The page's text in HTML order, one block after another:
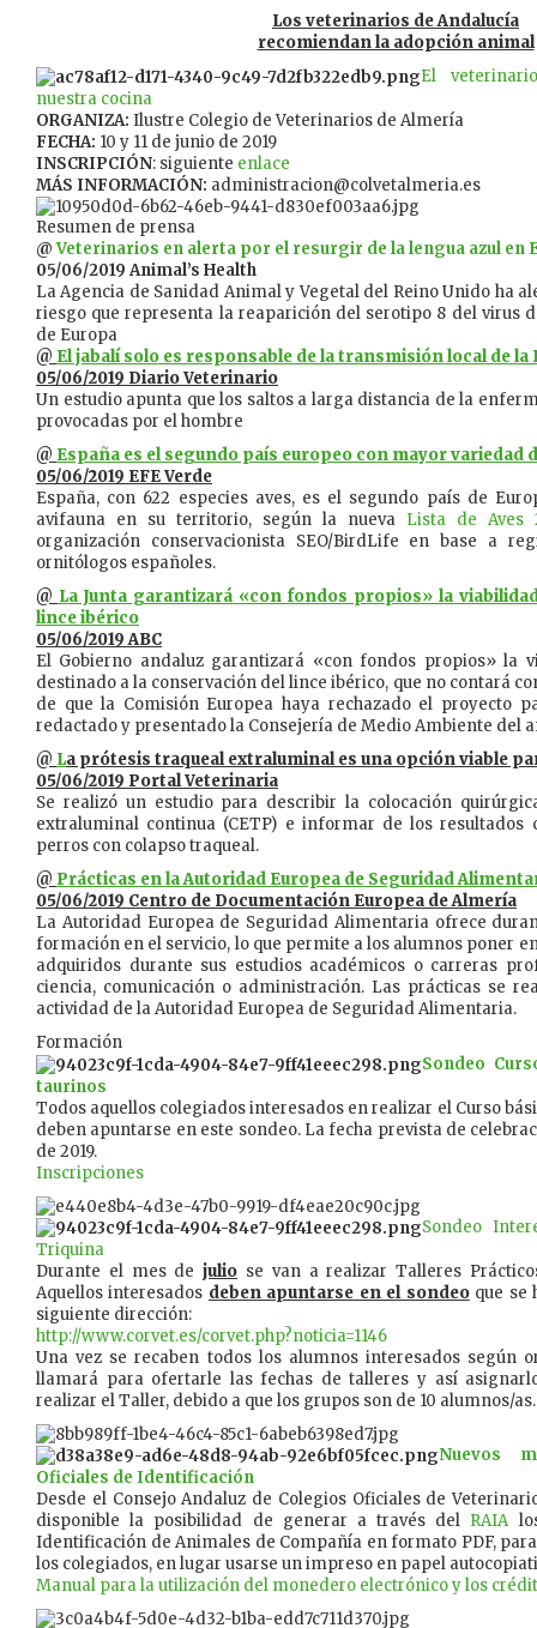
Los veterinarios de Andalucía
recomiendan la adopción animal
El
nuestra cocina
ORGANIZA: Ilustre Colegio de Veterinarios de Almería
FECHA: 10 y 11 de junio de 2019
INSCRIPCIÓN: siguiente enlace
MÁS INFORMACIÓN: administracion@colvetalmeria.es
Resumen de prensa
@Veterinarios en alerta por el resurgir de la lengua azul en
05/06/2019 Animal’s Health
La Agencia de Sanidad Animal y Vegetal del Reino Unido ha
riesgo que representa la reaparición del serotipo 8 del virus
de Europa
@ El jabalí solo es responsable de la transmisión local de la
05/06/2019 Diario Veterinario
Un estudio apunta que los saltos a larga distancia de la
provocadas por el hombre
@ España es el segundo país europeo con mayor variedad
05/06/2019 EFE Verde
España, con 622 especies aves, es el segundo país de
avifauna en su territorio, según la nueva Lista de Aves
organización conservacionista SEO/BirdLife en base a
ornitólogos españoles.
@ La Junta garantizará «con fondos propios» la
lince ibérico
05/06/2019 ABC
El Gobierno andaluz garantizará «con fondos propios» la
destinado a la conservación del lince ibérico, que no contará
de que la Comisión Europea haya rechazado el proyecto
redactado y presentado la Consejería de Medio Ambiente del
@ La prótesis traqueal extraluminal es una opción viable
05/06/2019 Portal Veterinaria
Se realizó un estudio para describir la colocación
extraluminal continua (CETP) e informar de los resultados
perros con colapso traqueal.
@ Prácticas en la Autoridad Europea de Seguridad
05/06/2019 Centro de Documentación Europea de Almería
La Autoridad Europea de Seguridad Alimentaria ofrece
formación en el servicio, lo que permite a los alumnos poner
adquiridos durante sus estudios académicos o carreras
ciencia, comunicación o administración. Las prácticas se
actividad de la Autoridad Europea de Seguridad Alimentaria.
Formación
Sondeo
taurinos
Todos aquellos colegiados interesados en realizar el Curso
deben apuntarse en este sondeo. La fecha prevista de
de 2019.
Inscripciones
Sondeo
Triquina
Durante el mes dejulio se van a realizar Talleres
Aquellos interesados deben apuntarse en el sondeoque se
siguiente dirección:
http://www.corvet.es/corvet.php?noticia=1146
Una vez se recaben todos los alumnos interesados según
llamará para ofertarle las fechas de talleres y así
realizar el Taller, debido a que los grupos son de 10 alumnos/as.
Nuevos
Oficiales de Identificación
Desde el Consejo Andaluz de Colegios Oficiales de
disponible la posibilidad de generar a través del RAIA
Identificación de Animales de Compañía en formato PDF,
los colegiados, en lugar usarse un impreso en papel
Manual para la utilización del monedero electrónico y los